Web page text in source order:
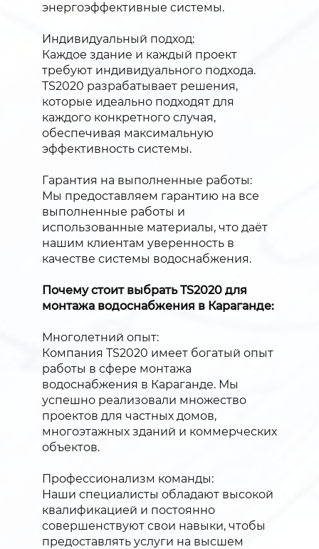
энергоэффективные системы.
Индивидуальный подход:
Каждое здание и каждый проект
требуют индивидуального подхода.
TS2020 разрабатывает решения,
которые идеально подходят для
каждого конкретного случая,
обеспечивая максимальную
эффективность системы.
Гарантия на выполненные работы:
Мы предоставляем гарантию на все
выполненные работы и
использованные материалы, что даёт
нашим клиентам уверенность в
качестве системы водоснабжения.
Почему стоит выбрать TS2020 для
монтажа водоснабжения в Караганде:
Многолетний опыт:
Компания TS2020 имеет богатый опыт
работы в сфере монтажа
водоснабжения в Караганде. Мы
успешно реализовали множество
проектов для частных домов,
многоэтажных зданий и коммерческих
объектов.
Профессионализм команды:
Наши специалисты обладают высокой
квалификацией и постоянно
совершенствуют свои навыки, чтобы
предоставлять услуги на высшем